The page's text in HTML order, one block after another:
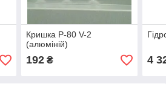
Кришка Р-80 V-2
(алюміній)
192₴ 4